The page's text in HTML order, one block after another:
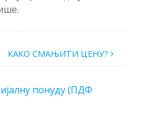
КАКО СМАЊИТИ ЦЕНУ?
понуду (ПДФ